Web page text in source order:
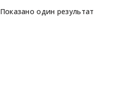
Показано один результат